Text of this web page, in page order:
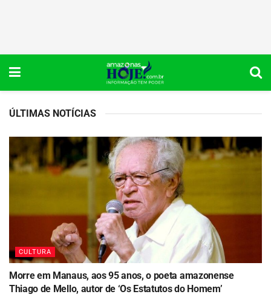
ÚLTIMAS NOTÍCIAS
CULTURA
Morre em Manaus, aos 95 anos, o poeta amazonense
Thiago de Mello, autor de ‘Os Estatutos do Homem’